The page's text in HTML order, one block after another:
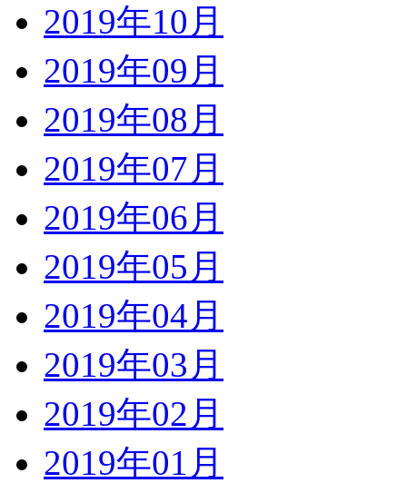
2019年10月
2019年09月
2019年08月
2019年07月
2019年06月
2019年05月
2019年04月
2019年03月
2019年02月
2019年01月